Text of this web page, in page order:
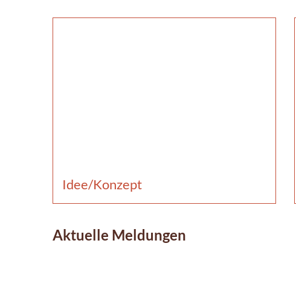
Idee/Konzept
Aktuelle Meldungen